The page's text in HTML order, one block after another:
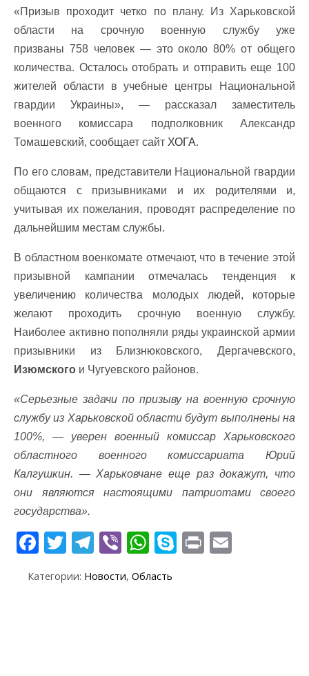
«Призыв проходит четко по плану. Из Харьковской
области на срочную военную службу уже
призваны 758 человек — это около 80% от общего
количества. Осталось отобрать и отправить еще 100
жителей области в учебные центры Национальной
гвардии Украины», — рассказал заместитель
военного комиссара подполковник Александр
Томашевский, сообщает сайт ХОГА.
По его словам, представители Национальной гвардии
общаются с призывниками и их родителями и,
учитывая их пожелания, проводят распределение по
дальнейшим местам службы.
В областном военкомате отмечают, что в течение этой
призывной кампании отмечалась тенденция к
увеличению количества молодых людей, которые
желают проходить срочную военную службу.
Наиболее активно пополняли ряды украинской армии
призывники из Близнюковского, Дергачевского,
Изюмского и Чугуевского районов.
«Серьезные задачи по призыву на военную срочную
службу из Харьковской области будут выполнены на
100%, — уверен военный комиссар Харьковского
областного военного комиссариата Юрий
Калгушкин. — Харьковчане еще раз докажут, что
они являются настоящими патриотами своего
государства».
F
e
T
itt
T
e
Vi
er
W
at
S Pr
Категории: Новости, Область